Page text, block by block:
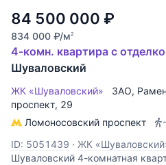
84 500 000 ₽
834 000 ₽/м2
4-комн. квартира с
Шуваловский
ЖК «Шуваловский» ЗАО,
проспект, 29
Ломоносовский проспект
ID: 5051439 · ЖК
Шуваловский 4-комнатная